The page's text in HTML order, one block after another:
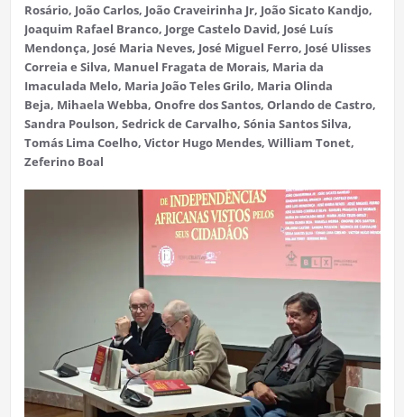
Rosário, João Carlos, João Craveirinha Jr, João Sicato Kandjo,
Joaquim Rafael Branco, Jorge Castelo David, José Luís
Mendonça, José Maria Neves, José Miguel Ferro, José Ulisses
Correia e Silva, Manuel Fragata de Morais, Maria da
Imaculada Melo, Maria João Teles Grilo, Maria Olinda
Beja, Mihaela Webba, Onofre dos Santos, Orlando de Castro,
Sandra Poulson, Sedrick de Carvalho, Sónia Santos Silva,
Tomás Lima Coelho, Victor Hugo Mendes, William Tonet,
Zeferino Boal